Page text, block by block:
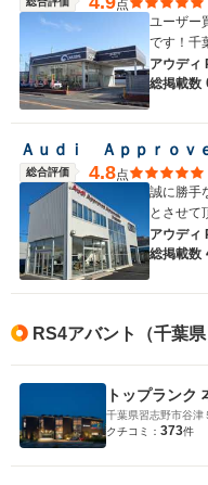
点
ユーザー
です！千
アウディ
総掲載数
Ａｕｄｉ Ａｐｐｒｏｖ
総合評価 4.8点
誠に勝手
とさせて
アウディ
総掲載数
RS4アバント（千葉
トップランク
千葉県習志野市谷津
クチコミ： 373件